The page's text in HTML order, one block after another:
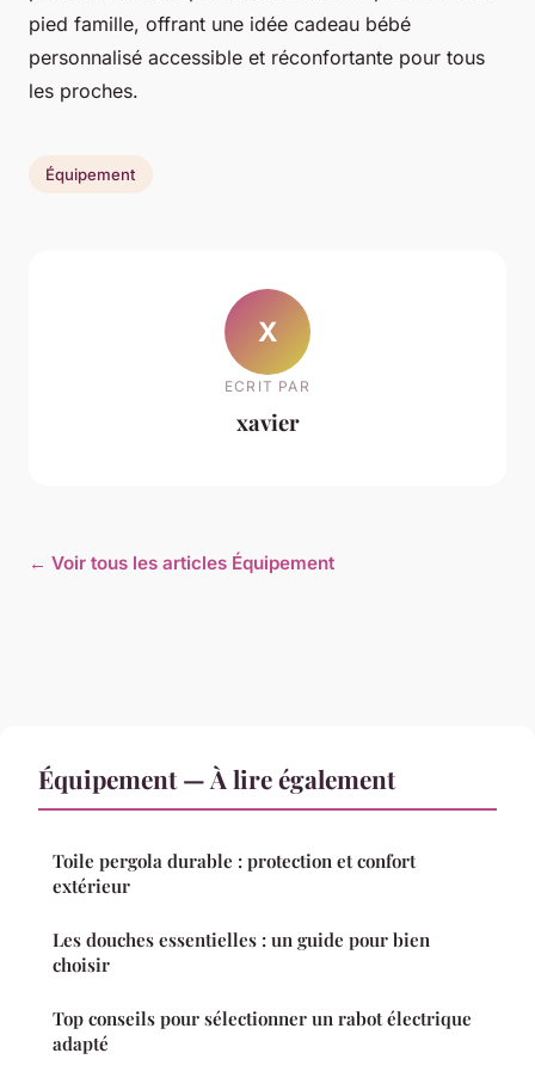
pied famille, offrant une idée cadeau bébé
personnalisé accessible et réconfortante pour tous
les proches.
Équipement
X
ECRIT PAR
xavier
← Voir tous les articles Équipement
Équipement — À lire également
Toile pergola durable : protection et confort
extérieur
Les douches essentielles : un guide pour bien
choisir
Top conseils pour sélectionner un rabot électrique
adapté